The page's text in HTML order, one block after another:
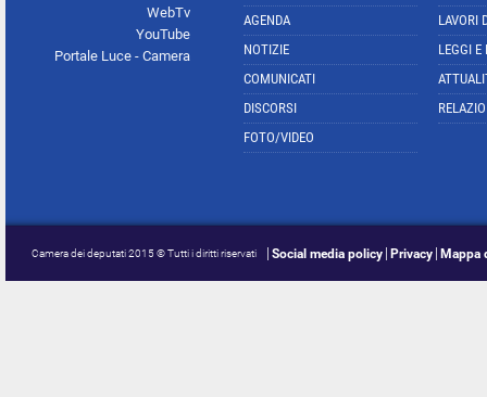
WebTv
YouTube
Portale Luce - Camera
AGENDA
NOTIZIE
COMUNICATI
DISCORSI
FOTO/VIDEO
LAVORI
LEGGI E
Camera dei deputati 2015 © Tutti i diritti riservati Social media policy Privacy Mappa